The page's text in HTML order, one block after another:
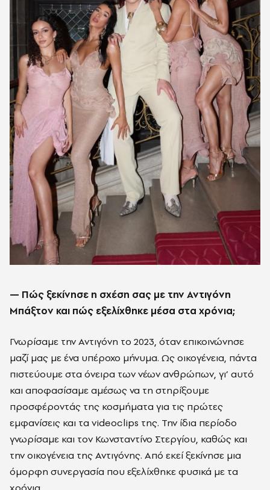
— Πώς ξεκίνησε η σχέση σας με την Αντιγόνη
Μπάξτον και πώς εξελίχθηκε μέσα στα χρόνια;
Γνωρίσαμε την Αντιγόνη το 2023, όταν επικοινώνησε
μαζί μας με ένα υπέροχο μήνυμα. Ως οικογένεια, πάντα
πιστεύουμε στα όνειρα των νέων ανθρώπων, γι’ αυτό
και αποφασίσαμε αμέσως να τη στηρίξουμε
προσφέροντάς της κοσμήματα για τις πρώτες
εμφανίσεις και τα videoclips της. Την ίδια περίοδο
γνωρίσαμε και τον Κωνσταντίνο Στεργίου, καθώς και
την οικογένεια της Αντιγόνης. Από εκεί ξεκίνησε μια
όμορφη συνεργασία που εξελίχθηκε φυσικά με τα
χρόνια.